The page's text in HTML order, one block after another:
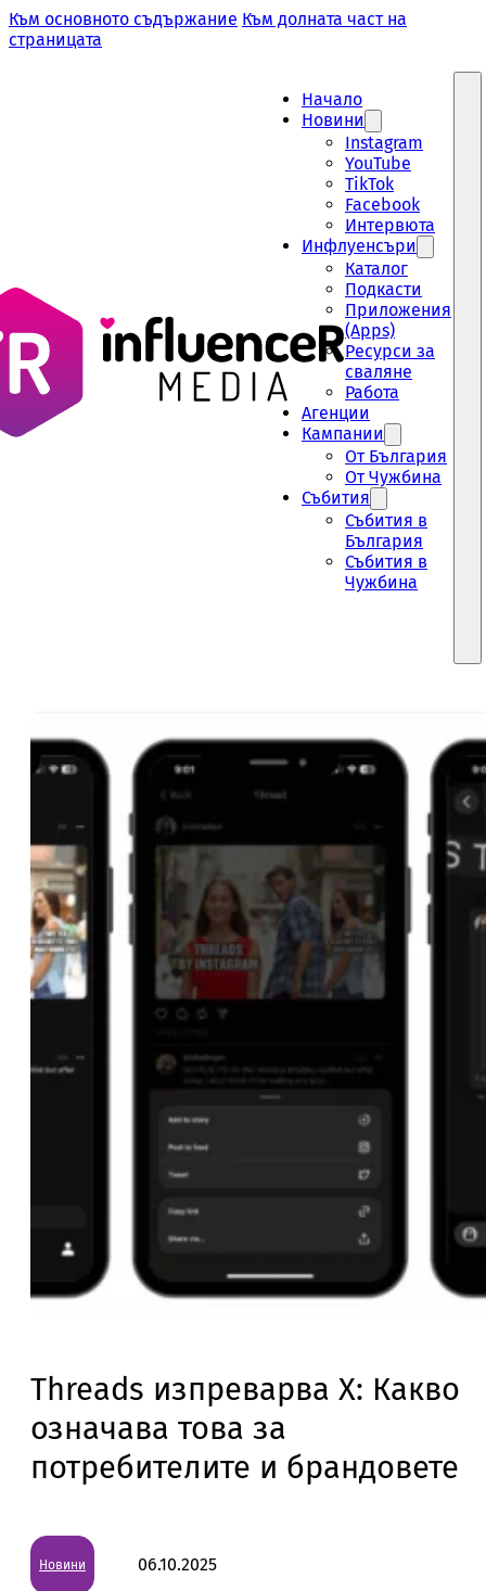
Към основното съдържание Към долната част на
страницата
Начало
Новини
Instagram
YouTube
TikTok
Facebook
Интервюта
Инфлуенсъри
Каталог
Подкасти
Приложения
(Apps)
Ресурси за
сваляне
Работа
Aгенции
Кампании
От България
От Чужбина
Събития
Събития в
България
Събития в
Чужбина
Threads изпреварва X: Какво
означава това за
потребителите и брандовете
Новини 06.10.2025